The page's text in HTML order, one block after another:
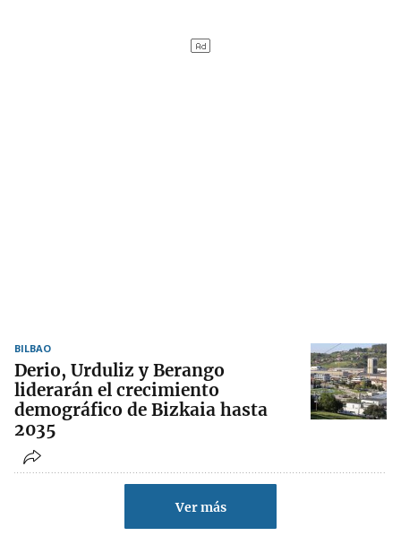
BILBAO
Derio, Urduliz y Berango
liderarán el crecimiento
demográfico de Bizkaia hasta
2035
Ver más